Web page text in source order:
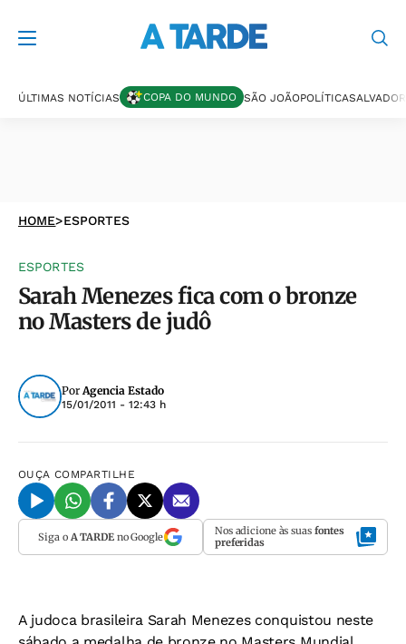
ÚLTIMAS NOTÍCIAS COPA DO MUNDO SÃO JOÃOPOLÍTICASALVADOR
HOME>ESPORTES
ESPORTES
Sarah Menezes fica com o bronze
no Masters de judô
PorAgencia Estado
15/01/2011 - 12:43 h
OUÇA COMPARTILHE
Siga o A TARDEno Google Nos adicione às suas fontes
preferidas
A judoca brasileira Sarah Menezes conquistou neste